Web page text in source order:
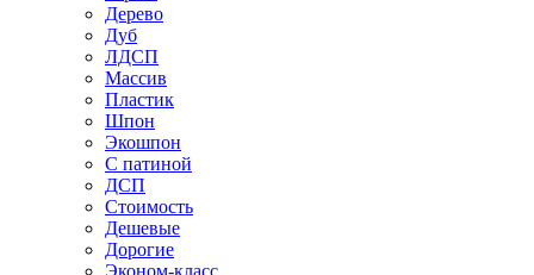
Дерево
Дуб
ЛДСП
Массив
Пластик
Шпон
Экошпон
С патиной
ДСП
Стоимость
Дешевые
Дорогие
Эконом-класс